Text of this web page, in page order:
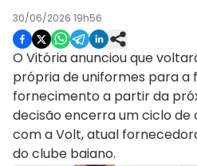
30/06/2026 19h56
O Vitória anunciou que
própria de uniformes para a
fornecimento a partir da
decisão encerra um ciclo
com a Volt, atual
do clube baiano.